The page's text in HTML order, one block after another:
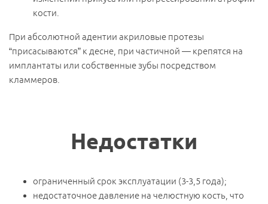
кости.
При абсолютной адентии акриловые протезы
“присасываются” к десне, при частичной — крепятся на
имплантаты или собственные зубы посредством
кламмеров.
Недостатки
ограниченный срок эксплуатации (3-3,5 года);
недостаточное давление на челюстную кость, что